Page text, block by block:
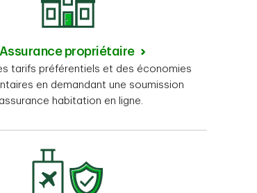
Assurance propriétaire
tarifs préférentiels et des économies
en demandant une soumission
habitation en ligne.